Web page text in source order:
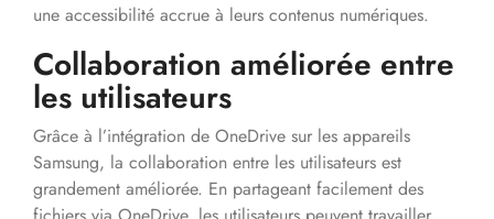
une accessibilité accrue à leurs contenus numériques.
Collaboration améliorée entre
les utilisateurs
Grâce à l’intégration de OneDrive sur les appareils
Samsung, la collaboration entre les utilisateurs est
grandement améliorée. En partageant facilement des